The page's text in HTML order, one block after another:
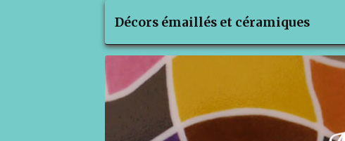
Décors émaillés et céramiques